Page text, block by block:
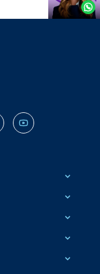
Whatsapp